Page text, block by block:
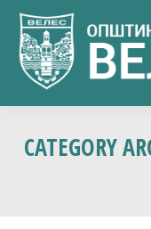
CATEGORY